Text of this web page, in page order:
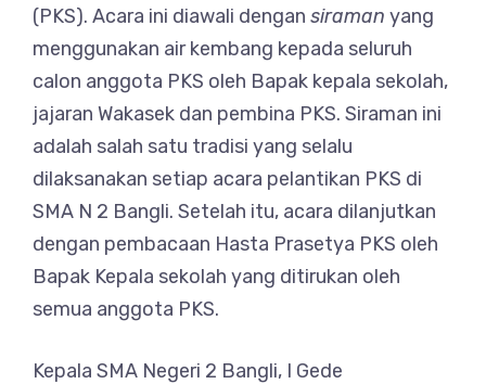
(PKS). Acara ini diawali dengan siraman yang
menggunakan air kembang kepada seluruh
calon anggota PKS oleh Bapak kepala sekolah,
jajaran Wakasek dan pembina PKS. Siraman ini
adalah salah satu tradisi yang selalu
dilaksanakan setiap acara pelantikan PKS di
SMA N 2 Bangli. Setelah itu, acara dilanjutkan
dengan pembacaan Hasta Prasetya PKS oleh
Bapak Kepala sekolah yang ditirukan oleh
semua anggota PKS.
Kepala SMA Negeri 2 Bangli, I Gede